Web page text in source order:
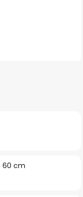
60 cm